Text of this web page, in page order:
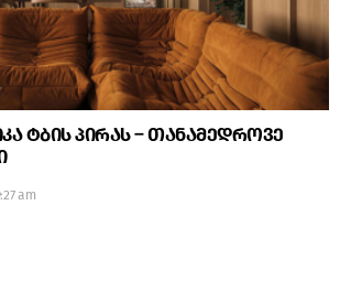
ტბის პირას – თანამედროვე
am